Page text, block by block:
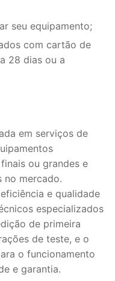
seu equipamento;
com cartão de
28 dias ou a
em serviços de
ou grandes e
no mercado.
e qualidade
especializados
de primeira
de teste, e o
o funcionamento
e garantia.